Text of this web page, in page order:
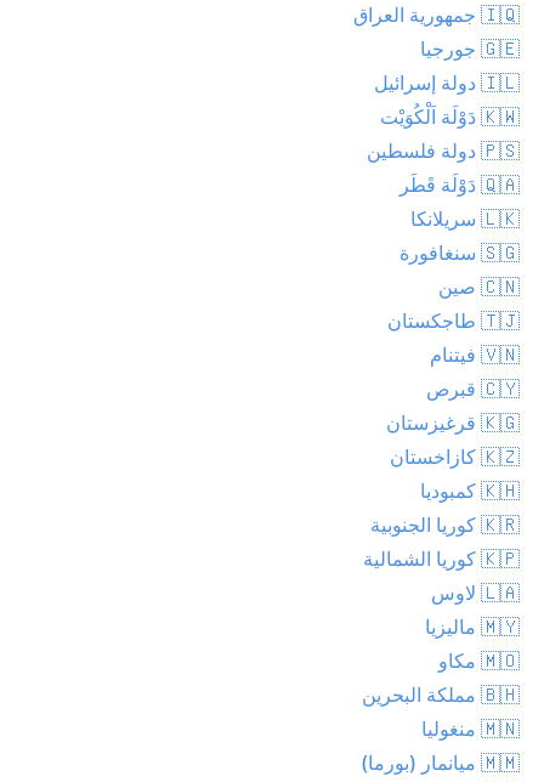
🇮🇶 جمهورية العراق
🇬🇪 جورجيا
🇮🇱 دولة إسرائيل
🇰🇼 دَوْلَة اَلْكُوَيْت
🇵🇸 دولة فلسطين
🇶🇦 دَوْلَة قَطَر
🇱🇰 سريلانكا
🇸🇬 سنغافورة
🇨🇳 صين
🇹🇯 طاجكستان
🇻🇳 فيتنام
🇨🇾 قبرص
🇰🇬 قرغيزستان
🇰🇿 كازاخستان
🇰🇭 كمبوديا
🇰🇷 كوريا الجنوبية
🇰🇵 كوريا الشمالية
🇱🇦 لاوس
🇲🇾 ماليزيا
🇲🇴 مكاو
🇧🇭 مملكة البحرين
🇲🇳 منغوليا
🇲🇲 ميانمار (بورما)